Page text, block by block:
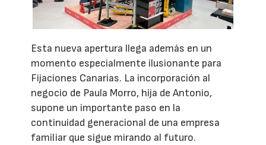
Esta nueva apertura llega además en un
momento especialmente ilusionante para
Fijaciones Canarias. La incorporación al
negocio de Paula Morro, hija de Antonio,
supone un importante paso en la
continuidad generacional de una empresa
familiar que sigue mirando al futuro.